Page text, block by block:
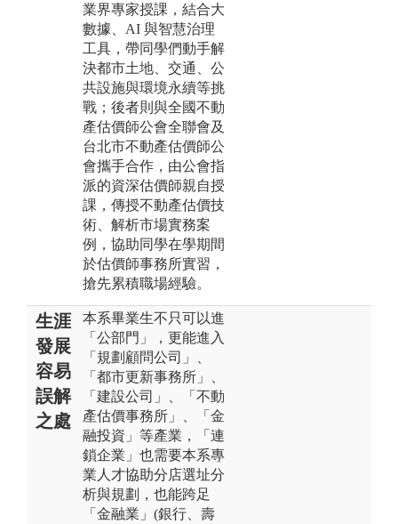
業界專家授課，結合大
數據、AI 與智慧治理
工具，帶同學們動手解
決都市土地、交通、公
共設施與環境永續等挑
戰；後者則與全國不動
產估價師公會全聯會及
台北市不動產估價師公
會攜手合作，由公會指
派的資深估價師親自授
課，傳授不動產估價技
術、解析市場實務案
例，協助同學在學期間
於估價師事務所實習，
搶先累積職場經驗。
生涯
發展
容易
誤解
之處
本系畢業生不只可以進
「公部門」，更能進入
「規劃顧問公司」、
「都市更新事務所」、
「建設公司」、「不動
產估價事務所」、「金
融投資」等產業，「連
鎖企業」也需要本系專
業人才協助分店選址分
析與規劃，也能跨足
「金融業」(銀行、壽